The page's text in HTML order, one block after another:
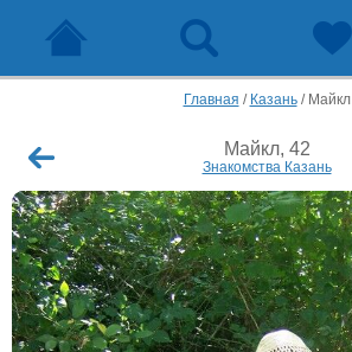
Главная / Казань/ Майкл
Майкл, 42
Знакомства Казань